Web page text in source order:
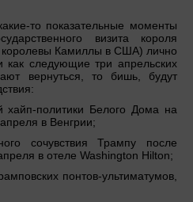
то показательные моменты
визита короля
королевы Камиллы в США) лично
следующие три апрельских
вернуться, то бишь, будут
хайп-политики Белого Дома на
в Венгрии;
сочувствия Трампу после
в отеле Washington Hilton;
понтов-ультиматумов,